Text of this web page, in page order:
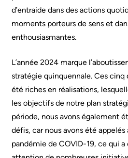
&
d’entraide dans des actions
moments porteurs de sens et
enthousiasmantes.
L’année 2024 marque
stratégie quinquennale. Ces cinq
été riches en réalisations,
les objectifs de notre plan
période, nous avons également
défis, car nous avons été appelés
pandémie de COVID-19, ce qui